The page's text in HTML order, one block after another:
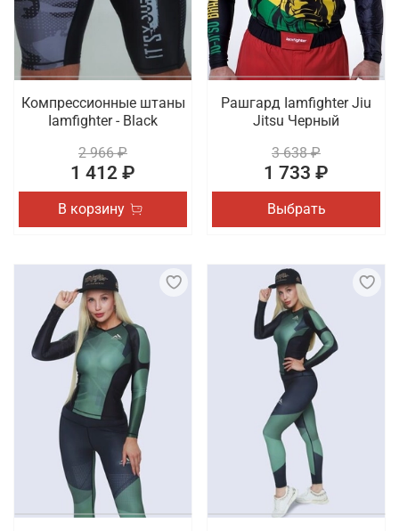
Компрессионные штаны
Iamfighter - Black
2 966 ₽
1 412 ₽
В корзину
Рашгард Iamfighter Jiu
Jitsu Черный
3 638 ₽
1 733 ₽
Выбрать